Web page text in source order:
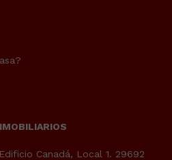
Canadá, Local 1. 29692